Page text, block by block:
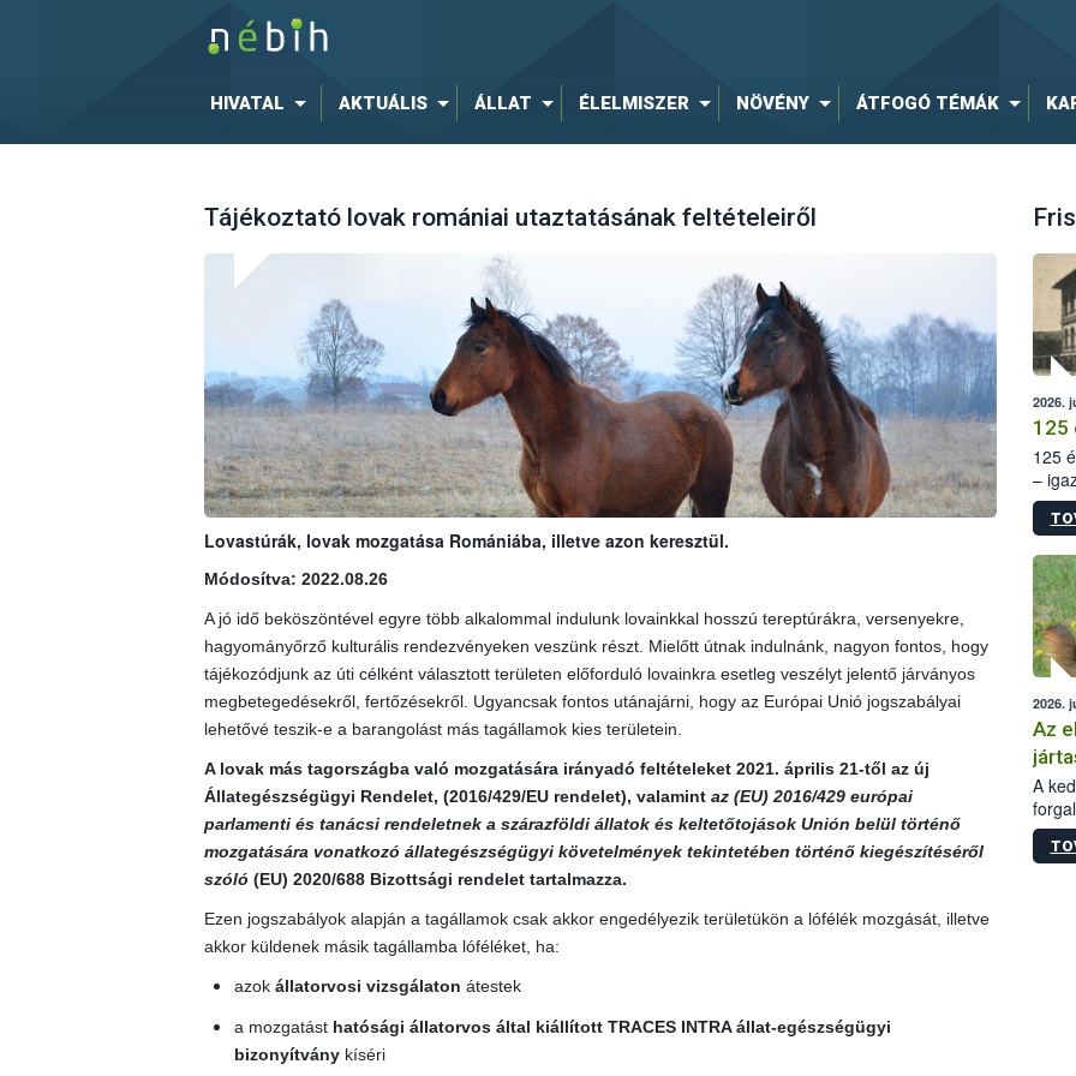
HIVATAL AKTUÁLIS ÁLLAT ÉLELMISZER NÖVÉNY ÁTFOGÓ TÉMÁK
Tájékoztató lovak romániai utaztatásának feltételeiről
Lovastúrák, lovak mozgatása Romániába, illetve azon keresztül.
Módosítva: 2022.08.26
A jó idő beköszöntével egyre több alkalommal indulunk lovainkkal hosszú tereptúrákra, versenyekre,
hagyományőrző kulturális rendezvényeken veszünk részt. Mielőtt útnak indulnánk, nagyon fontos, hogy
tájékozódjunk az úti célként választott területen előforduló lovainkra esetleg veszélyt jelentő járványos
megbetegedésekről, fertőzésekről. Ugyancsak fontos utánajárni, hogy az Európai Unió jogszabályai
lehetővé teszik-e a barangolást más tagállamok kies területein.
A lovak más tagországba való mozgatására irányadó feltételeket 2021. április 21-től az új
Állategészségügyi Rendelet, (2016/429/EU rendelet), valamint az (EU) 2016/429 európai
parlamenti és tanácsi rendeletnek a szárazföldi állatok és keltetőtojások Unión belül történő
mozgatására vonatkozó állategészségügyi követelmények tekintetében történő kiegészítéséről
szóló (EU) 2020/688Bizottsági rendelet tartalmazza.
Ezen jogszabályok alapján a tagállamok csak akkor engedélyezik területükön a lófélék mozgását, illetve
akkor küldenek másik tagállamba lóféléket, ha:
azok állatorvosi vizsgálaton átestek
a mozgatást hatósági állatorvos által kiállított TRACES INTRA állat-egészségügyi
bizonyítványkíséri
2026.
125
125
–
15.
2026.
Az
A